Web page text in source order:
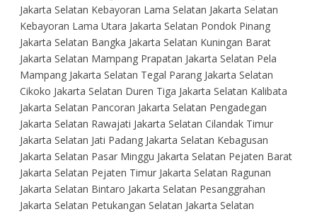
Jakarta Selatan Kebayoran Lama Selatan Jakarta Selatan
Kebayoran Lama Utara Jakarta Selatan Pondok Pinang
Jakarta Selatan Bangka Jakarta Selatan Kuningan Barat
Jakarta Selatan Mampang Prapatan Jakarta Selatan Pela
Mampang Jakarta Selatan Tegal Parang Jakarta Selatan
Cikoko Jakarta Selatan Duren Tiga Jakarta Selatan Kalibata
Jakarta Selatan Pancoran Jakarta Selatan Pengadegan
Jakarta Selatan Rawajati Jakarta Selatan Cilandak Timur
Jakarta Selatan Jati Padang Jakarta Selatan Kebagusan
Jakarta Selatan Pasar Minggu Jakarta Selatan Pejaten Barat
Jakarta Selatan Pejaten Timur Jakarta Selatan Ragunan
Jakarta Selatan Bintaro Jakarta Selatan Pesanggrahan
Jakarta Selatan Petukangan Selatan Jakarta Selatan